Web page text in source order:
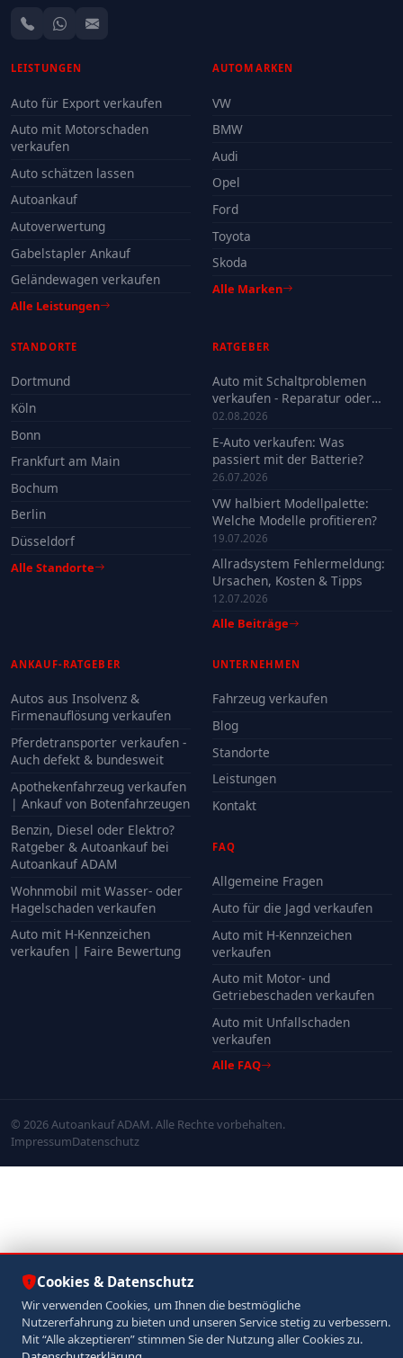
LEISTUNGEN
Auto für Export verkaufen
Auto mit Motorschaden
verkaufen
Auto schätzen lassen
Autoankauf
Autoverwertung
Gabelstapler Ankauf
Geländewagen verkaufen
Alle Leistungen
AUTOMARKEN
VW
BMW
Audi
Opel
Ford
Toyota
Skoda
Alle Marken
STANDORTE
Dortmund
Köln
Bonn
Frankfurt am Main
Bochum
Berlin
Düsseldorf
Alle Standorte
RATGEBER
Auto mit Schaltproblemen
verkaufen - Reparatur oder
Verkauf?
02.08.2026
E-Auto verkaufen: Was
passiert mit der Batterie?
26.07.2026
VW halbiert Modellpalette:
Welche Modelle profitieren?
19.07.2026
Allradsystem Fehlermeldung:
Ursachen, Kosten & Tipps
12.07.2026
Alle Beiträge
ANKAUF-RATGEBER
Autos aus Insolvenz &
Firmenauflösung verkaufen
Pferdetransporter verkaufen -
Auch defekt & bundesweit
Apothekenfahrzeug verkaufen
| Ankauf von Botenfahrzeugen
Benzin, Diesel oder Elektro?
Ratgeber & Autoankauf bei
Autoankauf ADAM
Wohnmobil mit Wasser- oder
Hagelschaden verkaufen
Auto mit H-Kennzeichen
verkaufen | Faire Bewertung
UNTERNEHMEN
Fahrzeug verkaufen
Blog
Standorte
Leistungen
Kontakt
FAQ
Allgemeine Fragen
Auto für die Jagd verkaufen
Auto mit H-Kennzeichen
verkaufen
Auto mit Motor- und
Getriebeschaden verkaufen
Auto mit Unfallschaden
verkaufen
Alle FAQ
© 2026 Autoankauf ADAM. Alle Rechte vorbehalten.
ImpressumDatenschutz
Cookies & Datenschutz
Wir verwenden Cookies, um Ihnen die bestmögliche
Nutzererfahrung zu bieten und unseren Service stetig zu verbessern.
Mit “Alle akzeptieren” stimmen Sie der Nutzung aller Cookies zu.